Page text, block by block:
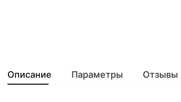
Описание Параметры Отзывы